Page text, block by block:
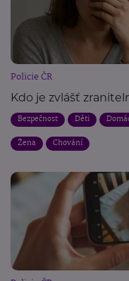
Policie ČR
Kdo je zvlášť
Bezpečnost Děti
Žena
Chování